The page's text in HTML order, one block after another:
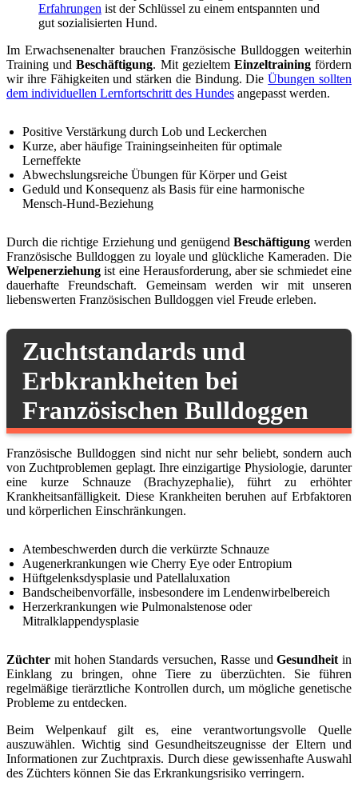
Erfahrungen ist der Schlüssel zu einem entspannten und
gut sozialisierten Hund.
Im Erwachsenenalter brauchen Französische Bulldoggen weiterhin
Training undBeschäftigung. Mit gezieltem Einzeltrainingfördern
wir ihre Fähigkeiten und stärken die Bindung. DieÜbungen sollten
dem individuellen Lernfortschritt des Hundes angepasst werden.
Positive Verstärkung durch Lob und Leckerchen
Kurze, aber häufige Trainingseinheiten für optimale
Lerneffekte
Abwechslungsreiche Übungen für Körper und Geist
Geduld und Konsequenz als Basis für eine harmonische
Mensch-Hund-Beziehung
Durch die richtige Erziehung und genügendBeschäftigung werden
Französische Bulldoggen zu loyale und glückliche Kameraden. Die
Welpenerziehung ist eine Herausforderung, aber sie schmiedet eine
dauerhafte Freundschaft. Gemeinsam werden wir mit unseren
liebenswerten Französischen Bulldoggen viel Freude erleben.
Zuchtstandards und
Erbkrankheiten bei
Französischen Bulldoggen
Französische Bulldoggen sind nicht nur sehr beliebt, sondern auch
von Zuchtproblemen geplagt. Ihre einzigartige Physiologie, darunter
eine kurze Schnauze (Brachyzephalie), führt zu erhöhter
Krankheitsanfälligkeit. Diese Krankheiten beruhen auf Erbfaktoren
und körperlichen Einschränkungen.
Atembeschwerden durch die verkürzte Schnauze
Augenerkrankungen wie Cherry Eye oder Entropium
Hüftgelenksdysplasie und Patellaluxation
Bandscheibenvorfälle, insbesondere im Lendenwirbelbereich
Herzerkrankungen wie Pulmonalstenose oder
Mitralklappendysplasie
Züchter mit hohen Standards versuchen, Rasse undGesundheit in
Einklang zu bringen, ohne Tiere zu überzüchten. Sie führen
regelmäßige tierärztliche Kontrollen durch, um mögliche genetische
Probleme zu entdecken.
Beim Welpenkauf gilt es, eine verantwortungsvolle Quelle
auszuwählen. Wichtig sind Gesundheitszeugnisse der Eltern und
Informationen zur Zuchtpraxis. Durch diese gewissenhafte Auswahl
des Züchters können Sie das Erkrankungsrisiko verringern.